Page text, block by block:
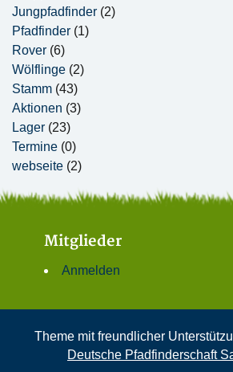
Jungpfadfinder (2)
Pfadfinder (1)
Rover (6)
Wölflinge (2)
Stamm (43)
Aktionen (3)
Lager (23)
Termine (0)
webseite (2)
Mitglieder
Anmelden
Theme mit freundlicher
Deutsche Pfadfinderschaft